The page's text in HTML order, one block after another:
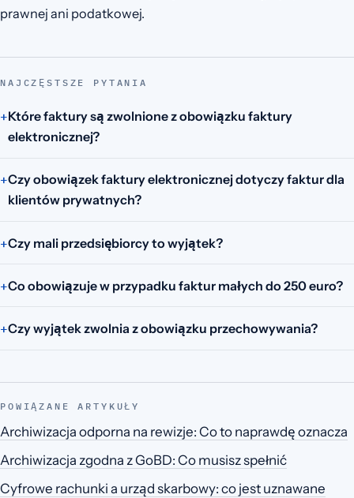
prawnej ani podatkowej.
NAJCZĘSTSZE PYTANIA
Które faktury są zwolnione z obowiązku faktury
elektronicznej?
Czy obowiązek faktury elektronicznej dotyczy faktur dla
klientów prywatnych?
Czy mali przedsiębiorcy to wyjątek?
Co obowiązuje w przypadku faktur małych do 250 euro?
Czy wyjątek zwolnia z obowiązku przechowywania?
POWIĄZANE ARTYKUŁY
Archiwizacja odporna na rewizje: Co to naprawdę oznacza
Archiwizacja zgodna z GoBD: Co musisz spełnić
Cyfrowe rachunki a urząd skarbowy: co jest uznawane